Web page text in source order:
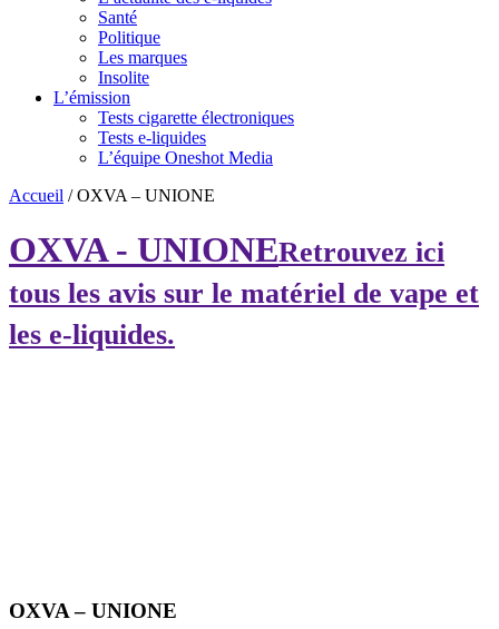
Santé
Politique
Les marques
Insolite
L’émission
Tests cigarette électroniques
Tests e-liquides
L’équipe Oneshot Media
Accueil /OXVA – UNIONE
OXVA - UNIONERetrouvez ici
tous les avis sur le matériel de vape et
les e-liquides.
OXVA – UNIONE